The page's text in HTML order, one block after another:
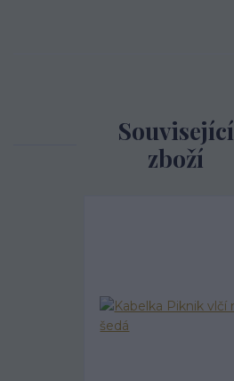
Související
zboží